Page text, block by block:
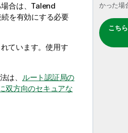
かった場
こち
合は、 Talend
を有効にする必要
ています。使用す
は、 ルート認証局の
双方向のセキュアな